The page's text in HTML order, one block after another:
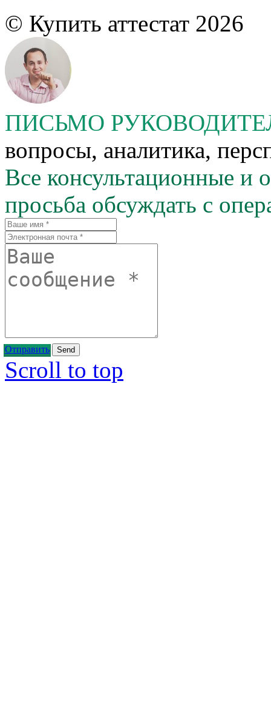
© Купить аттестат 2026
ПИСЬМО
вопросы, аналитика,
Все консультационные и
просьба обсуждать с
Отправить
Scroll to top